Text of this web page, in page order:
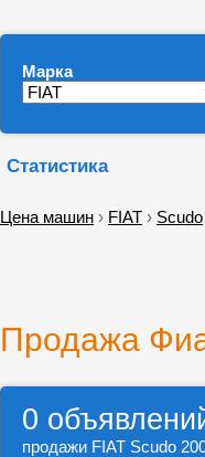
Марка
Статистика
Цена машин › FIAT › Scudo
Продажа
0
продажи FIAT Scudo